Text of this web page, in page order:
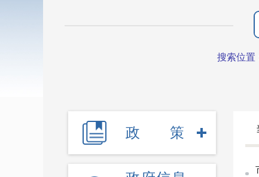
搜索位置
政策